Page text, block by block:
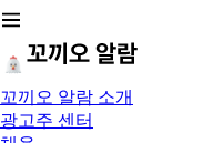
꼬끼오 알람 소개
광고주 센터